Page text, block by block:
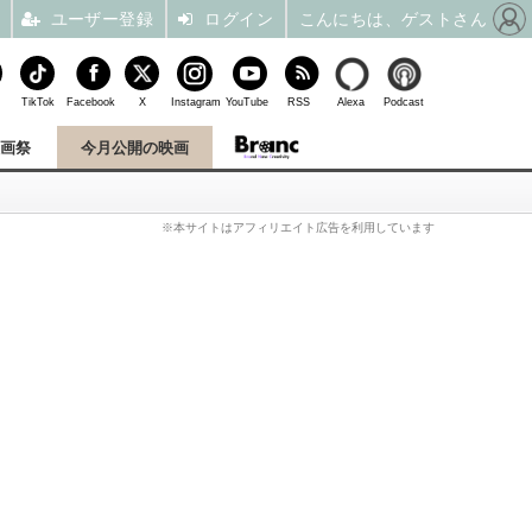
祭 今月公開の映画
※本サイトはアフィリエイト広告を利用しています
TikTok Facebook X Instagram YouTube RSS Alexa Podcast
ユーザー登録 ログイン こんにちは、ゲストさん